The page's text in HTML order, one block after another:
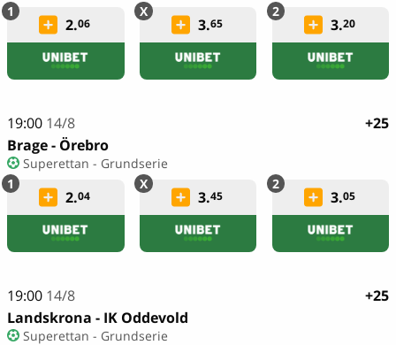
2.06 3.65 3.20
19:00 14/8
Brage - Örebro
Superettan - Grundserie
2.04 3.45 3.05
+25
19:00 14/8
Landskrona - IK Oddevold
Superettan - Grundserie
+25